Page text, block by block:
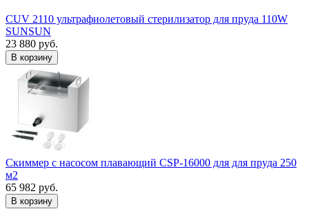
CUV 2110 ультрафиолетовый стерилизатор для пруда 110W
SUNSUN
23 880 руб.
В корзину
Скиммер с насосом плавающий CSP-16000 для для пруда 250
м2
65 982 руб.
В корзину